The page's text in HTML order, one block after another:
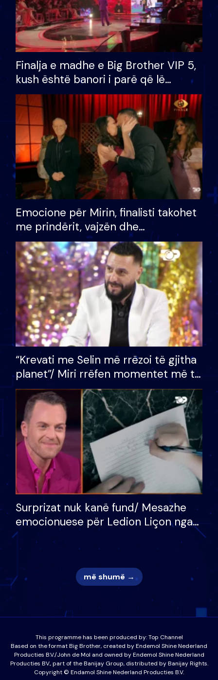
Finalja e madhe e Big Brother VIP 5,
kush është banori i parë që lë
shtëpinë dhe humb mundësinë për
të fituar çmimin e madh
Emocione për Mirin, finalisti takohet
me prindërit, vajzën dhe
bashkëshorten: S’kemi ndonjë letër
divorci apo jo?
“Krevati me Selin më rrëzoi të gjitha
planet”/ Miri rrëfen momentet më të
bukura në shtëpinë e BB VIP: Do më
mungojë zilja e mëngjesit kur…
Surprizat nuk kanë fund/ Mesazhe
emocionuese për Ledion Liçon nga
nëna dhe fëmijët e tij, moderatori
nuk i mban dot lotët: Nuk meritoj…
më shumë →
This programme has been produced by:Top Channel
Based on the format Big Brother, created by Endemol Shine Nederland
Producties B.V./John de Mol and owned by Endemol Shine Nederland
Producties BV., part of the Banijay Group, distributed by Banijay Rights.
Copyright © Endamol Shine Nederland Producties B.V.